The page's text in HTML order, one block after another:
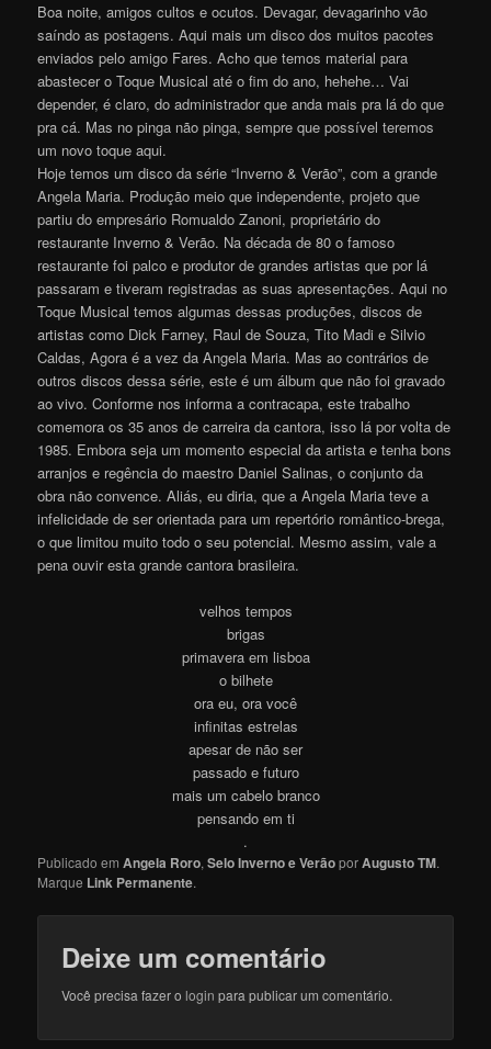
Boa noite, amigos cultos e ocutos. Devagar, devagarinho vão
saíndo as postagens. Aqui mais um disco dos muitos pacotes
enviados pelo amigo Fares. Acho que temos material para
abastecer o Toque Musical até o fim do ano, hehehe… Vai
depender, é claro, do administrador que anda mais pra lá do que
pra cá. Mas no pinga não pinga, sempre que possível teremos
um novo toque aqui.
Hoje temos um disco da série “Inverno & Verão”, com a grande
Angela Maria. Produção meio que independente, projeto que
partiu do empresário Romualdo Zanoni, proprietário do
restaurante Inverno & Verão. Na década de 80 o famoso
restaurante foi palco e produtor de grandes artistas que por lá
passaram e tiveram registradas as suas apresentações. Aqui no
Toque Musical temos algumas dessas produções, discos de
artistas como Dick Farney, Raul de Souza, Tito Madi e Silvio
Caldas, Agora é a vez da Angela Maria. Mas ao contrários de
outros discos dessa série, este é um álbum que não foi gravado
ao vivo. Conforme nos informa a contracapa, este trabalho
comemora os 35 anos de carreira da cantora, isso lá por volta de
1985. Embora seja um momento especial da artista e tenha bons
arranjos e regência do maestro Daniel Salinas, o conjunto da
obra não convence. Aliás, eu diria, que a Angela Maria teve a
infelicidade de ser orientada para um repertório romântico-brega,
o que limitou muito todo o seu potencial. Mesmo assim, vale a
pena ouvir esta grande cantora brasileira.
velhos tempos
brigas
primavera em lisboa
o bilhete
ora eu, ora você
infinitas estrelas
apesar de não ser
passado e futuro
mais um cabelo branco
pensando em ti
.
Publicado emAngela Roro,Selo Inverno e VerãoporAugusto TM.
Marque Link Permanente.
Deixe um comentário
Você precisa fazer ologin para publicar um comentário.